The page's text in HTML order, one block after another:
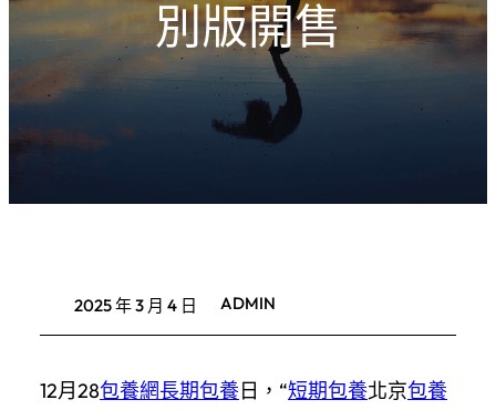
別版開售
2025 年 3 月 4 日 ADMIN
12月28包養網長期包養日，“短期包養北京包養